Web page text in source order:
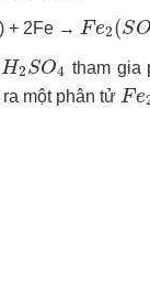
+ 2Fe → Fe2(SO
Fe ( SO
H2SO4
H2 SO tham gia
ra một phân tử Fe
Fe 2